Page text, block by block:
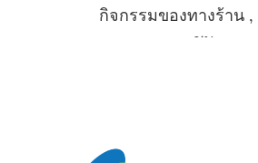
กิจกรรมของทางร้าน,
ชม